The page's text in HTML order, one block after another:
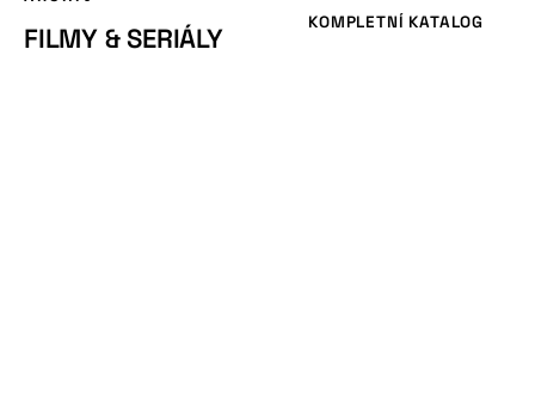
FILMY & SERIÁLY KOMPLETNÍ KATALOG